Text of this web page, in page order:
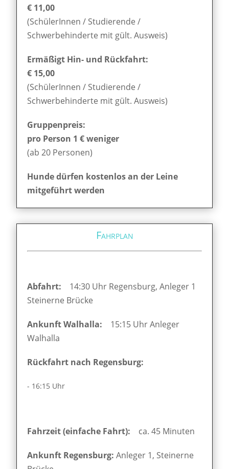
€ 11,00
(SchülerInnen / Studierende /
Schwerbehinderte mit gült. Ausweis)
Ermäßigt Hin- und Rückfahrt:
€ 15,00
(SchülerInnen / Studierende /
Schwerbehinderte mit gült. Ausweis)
Gruppenpreis:
pro Person 1 € weniger
(ab 20 Personen)
Hunde dürfen kostenlos an der Leine
mitgeführt werden
Fahrplan
Abfahrt: 14:30 Uhr Regensburg, Anleger 1
Steinerne Brücke
Ankunft Walhalla: 15:15 Uhr Anleger
Walhalla
Rückfahrt nach Regensburg:
- 16:15 Uhr
Fahrzeit (einfache Fahrt): ca. 45 Minuten
Ankunft Regensburg: Anleger 1, Steinerne